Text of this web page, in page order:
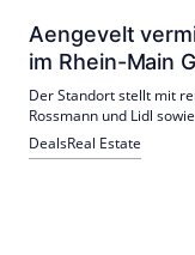
Aengevelt
im Rhein-Main
Der Standort stellt mit
Rossmann und Lidl
Apotheke den mit
Einzelhandelscluster im
DealsReal Estate